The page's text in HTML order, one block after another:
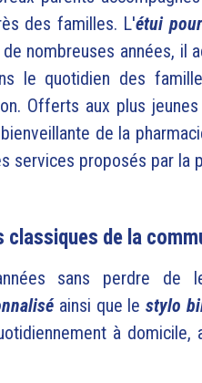
des familles. L'étui
nombreuses années,
le quotidien des
Offerts aux plus
de la
services proposés par la
de la
sans perdre
ainsi que lestylo
à